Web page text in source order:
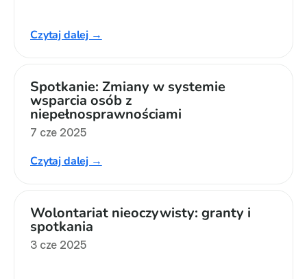
Czytaj dalej →
Spotkanie: Zmiany w systemie
wsparcia osób z
niepełnosprawnościami
7 cze 2025
Czytaj dalej →
Wolontariat nieoczywisty: granty i
spotkania
3 cze 2025